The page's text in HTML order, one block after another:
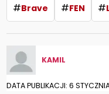
#Brave #FEN #
KAMIL
DATA PUBLIKACJI: 6